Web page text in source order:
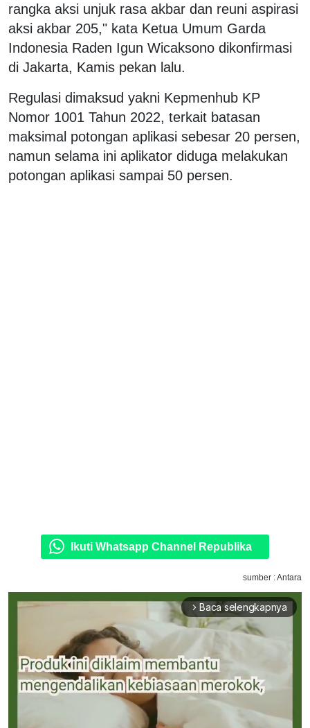
rangka aksi unjuk rasa akbar dan reuni aspirasi
aksi akbar 205," kata Ketua Umum Garda
Indonesia Raden Igun Wicaksono dikonfirmasi
di Jakarta, Kamis pekan lalu.
Regulasi dimaksud yakni Kepmenhub KP
Nomor 1001 Tahun 2022, terkait batasan
maksimal potongan aplikasi sebesar 20 persen,
namun selama ini aplikator diduga melakukan
potongan aplikasi sampai 50 persen.
Ikuti Whatsapp Channel Republika
sumber : Antara
arrow_forward_ios Baca selengkapnya